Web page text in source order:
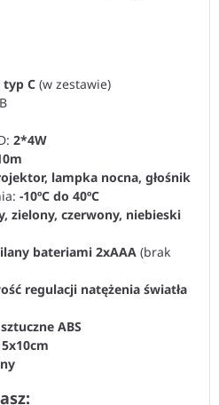
typ C (w zestawie)
2*4W
lampka nocna, głośnik
-10ºC do 40ºC
zielony, czerwony, niebieski
bateriami 2xAAA (brak
regulacji natężenia światła
ABS